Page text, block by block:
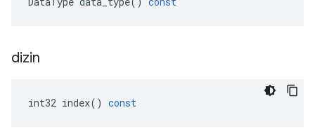
dizin
int32 index() const